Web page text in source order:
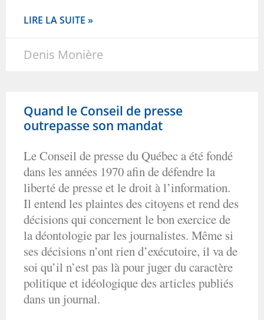
LIRE LA SUITE »
Denis Monière
Quand le Conseil de presse
outrepasse son mandat
Le Conseil de presse du Québec a été fondé
dans les années 1970 afin de défendre la
liberté de presse et le droit à l’information.
Il entend les plaintes des citoyens et rend des
décisions qui concernent le bon exercice de
la déontologie par les journalistes. Même si
ses décisions n’ont rien d’exécutoire, il va de
soi qu’il n’est pas là pour juger du caractère
politique et idéologique des articles publiés
dans un journal.